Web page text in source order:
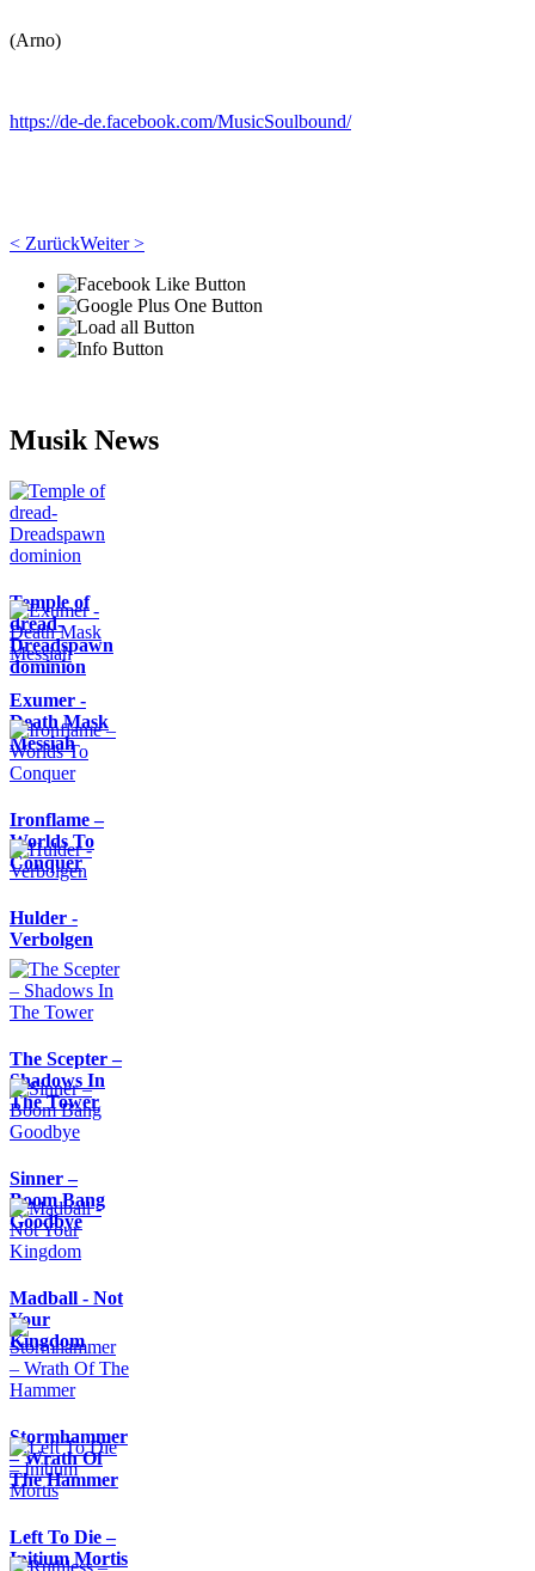
(Arno)
https://de-de.facebook.com/MusicSoulbound/
< ZurückWeiter >
Musik News
Temple of
dread-
Dreadspawn
dominion
Exumer -
Death Mask
Messiah
Ironflame –
Worlds To
Conquer
Hulder -
Verbolgen
The Scepter –
Shadows In
The Tower
Sinner –
Boom Bang
Goodbye
Madball - Not
Your
Kingdom
Stormhammer
– Wrath Of
The Hammer
Left To Die –
Initium Mortis